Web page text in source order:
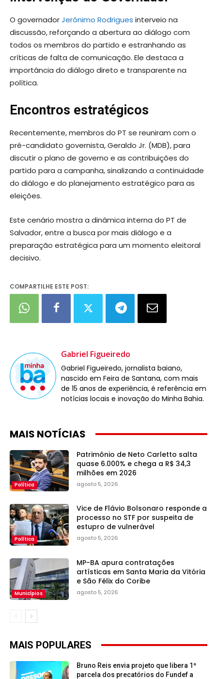
O governadorJerônimo Rodrigues interveio na
discussão, reforçando a abertura ao diálogo com
todos os membros do partido e estranhando as
críticas de falta de comunicação. Ele destaca a
importância do diálogo direto e transparente na
política.
Encontros estratégicos
Recentemente, membros do PT se reuniram com o
pré-candidato governista, Geraldo Jr. (MDB), para
discutir o plano de governo e as contribuições do
partido para a campanha, sinalizando a continuidade
do diálogo e do planejamento estratégico para as
eleições.
Este cenário mostra a dinâmica interna do PT de
Salvador, entre a busca por mais diálogo e a
preparação estratégica para um momento eleitoral
decisivo.
COMPARTILHE ESTE POST:
Gabriel Figueiredo
Gabriel Figueiredo, jornalista baiano,
nascido em Feira de Santana, com mais
de 15 anos de experiência, é referência em
notícias locais e inovação do Minha Bahia.
MAIS NOTÍCIAS
Política
Patrimônio de Neto Carletto salta
quase 6.000% e chega a R$ 34,3
milhões em 2026
agosto 5, 2026
Política
Vice de Flávio Bolsonaro responde a
processo no STF por suspeita de
estupro de vulnerável
agosto 5, 2026
Municípios
MP-BA apura contratações
artísticas em Santa Maria da Vitória
e São Félix do Coribe
agosto 5, 2026
MAIS POPULARES
Bruno Reis envia projeto que libera 1ª
parcela dos precatórios do Fundef a